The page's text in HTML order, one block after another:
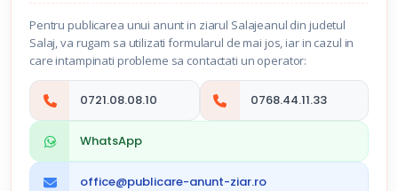
Pentru publicarea unui anunt in ziarul Salajeanul din judetul
Salaj, va rugam sa utilizati formularul de mai jos, iar in cazul in
care intampinati probleme sa contactati un operator:
0721.08.08.10 0768.44.11.33
WhatsApp
office@publicare-anunt-ziar.ro